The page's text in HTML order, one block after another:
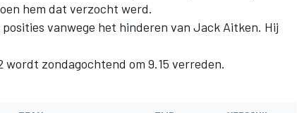
hem dat verzocht werd.
vanwege het hinderen van Jack Aitken. Hij
wordt zondagochtend om 9.15 verreden.